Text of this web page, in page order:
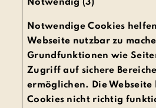
Notwendig (3)
Notwendige Cookies
Webseite nutzbar zu
Grundfunktionen wie
Zugriff auf sichere
ermöglichen. Die Webseite
Cookies nicht richtig